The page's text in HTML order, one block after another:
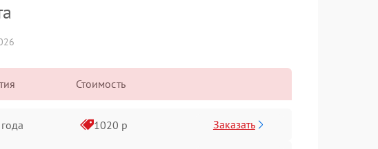
Стоимость
1020 р Заказать